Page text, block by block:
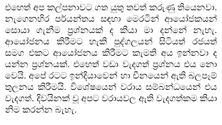
එහෙත් අප කල්පනාවට ගත යුතු තවත් කරුණු තියෙනවා.
නැගෙනහිර පර්යන්තය සඳහා මෙරටින් ආයෝජකයන්
සොයා ගැනීම ප්‍රශ්නයක් ද කියා මා දන්නේ නැහැ.
ආයෝජනය කිරීමට හැකි පුද්ගලයන් සිටියත් රජයත්
සමග එකට ආයෝජනය කිරීමට කැමති අය ඉන්නවා ද
යන්න ප්‍රශ්නයක්. එහෙත් වඩා වැදගත් ප්‍රශ්නය එය නො
වෙයි. අපේ රටට ඉන්දියාවෙන් හා චීනයෙන් ඇති බලපෑම්
තුලනය කිරීමයි. විශේෂයෙන් වරාය සම්බන්ධයෙන් එය
වැදගත්. දිවයිනක් වූ අපට වරායවල ඇති වැදගත්කම කියා
නිම කරන්න බැහැ.